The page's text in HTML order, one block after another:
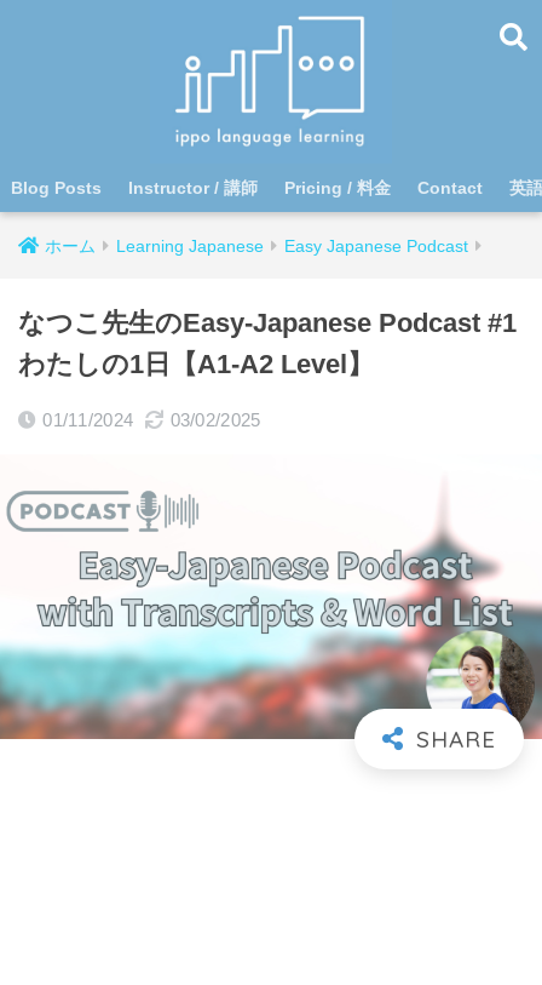
Blog Posts Instructor / 講師 Pricing / 料金 Contact 英
ホーム Learning Japanese Easy Japanese Podcast
なつこ先生のEasy-Japanese Podcast #1
わたしの1日【A1-A2 Level】
01/11/2024 03/02/2025